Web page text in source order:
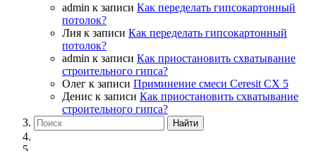
admin к записи Как переделать гипсокартонный
потолок?
Лия к записи Как переделать гипсокартонный
потолок?
admin к записи Как приостановить схватывание
строительного гипса?
Олег к записи Приминение смеси Ceresit СХ 5
Денис к записи Как приостановить схватывание
строительного гипса?